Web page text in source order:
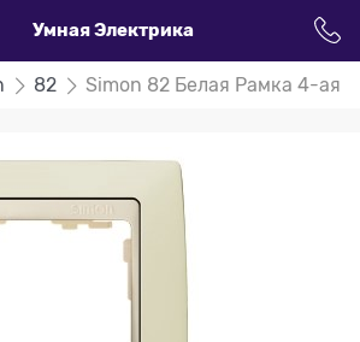
Умная Электрика
82 Simon 82 Белая Рамка 4-ая